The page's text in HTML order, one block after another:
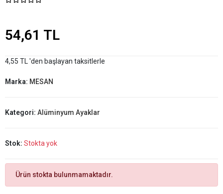
54,61 TL
4,55 TL 'den başlayan taksitlerle
Marka: MESAN
Kategori: Alüminyum Ayaklar
Stok: Stokta yok
Ürün stokta bulunmamaktadır.